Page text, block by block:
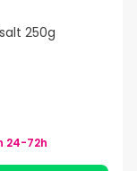
250g
24-72h